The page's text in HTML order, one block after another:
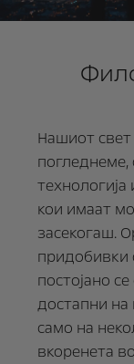
Нашиот свет
погледнеме,
кои имаат
засекогаш.
придобивки
постојано
достапни на
само на
вкоренета